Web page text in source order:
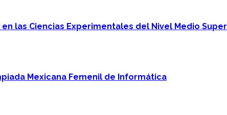
las Ciencias Experimentales del Nivel Medio
Mexicana Femenil de Informática